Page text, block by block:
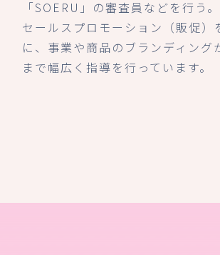
「SOERU」の審査員などを行う。
セールスプロモーション（販促）
に、事業や商品のブランディング
まで幅広く指導を行っています。